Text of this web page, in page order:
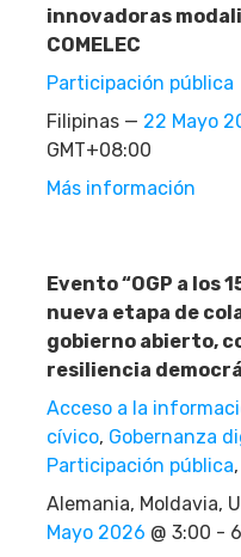
innovadoras
COMELEC
Participación pública
Filipinas — 22 Mayo
GMT+08:00
Más información
Evento “OGP a los
nueva etapa de
gobierno abierto,
resiliencia
Acceso a la
cívico, Gobernanza
Participación pública,
Alemania, Moldavia,
Mayo 2026 @ 3:00 -